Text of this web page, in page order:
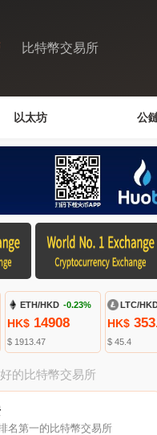
比特幣交易所
以太坊 公
ETH/HKD -0.23%
HK$14908
$ 1913.47
LTC/
HK$
$ 45.4
的比特幣交易所
名第一的比特幣交易所